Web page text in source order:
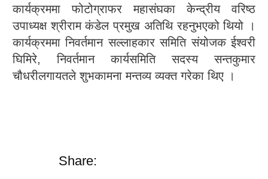
कार्यक्रममा फोटोग्राफर महासंघका केन्द्रीय वरिष्ठ
उपाध्यक्ष श्रीराम कंडेल प्रमुख अतिथि रहनुभएको थियो ।
कार्यक्रममा निवर्तमान सल्लाहकार समिति संयोजक ईश्वरी
घिमिरे, निवर्तमान कार्यसमिति सदस्य सन्तकुमार
चौधरीलगायतले शुभकामना मन्तव्य व्यक्त गरेका थिए ।
Share: